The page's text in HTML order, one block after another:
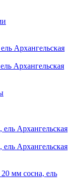
Архангельская
Архангельская
Архангельская
Архангельская
20 мм сосна, ель